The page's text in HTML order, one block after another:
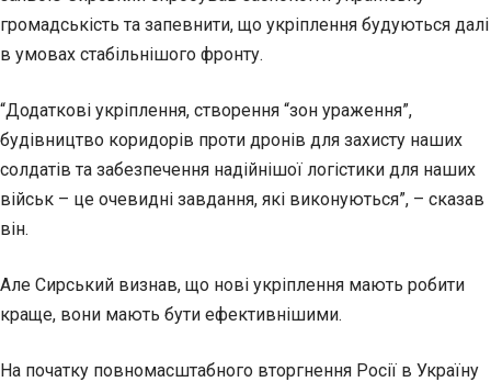
громадськість та запевнити, що укріплення будуються далі
в умовах стабільнішого фронту.
“Додаткові укріплення, створення “зон ураження”,
будівництво коридорів проти дронів для захисту наших
солдатів та забезпечення надійнішої логістики для наших
військ – це очевидні завдання, які виконуються”, – сказав
він.
Але Сирський визнав, що нові укріплення мають робити
краще, вони мають бути ефективнішими.
На початку повномасштабного вторгнення Росії в Україну